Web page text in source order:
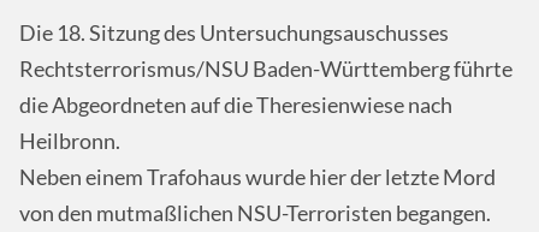
Die 18. Sitzung des Untersuchungsauschusses
Rechtsterrorismus/NSU Baden-Württemberg führte
die Abgeordneten auf die Theresienwiese nach
Heilbronn.
Neben einem Trafohaus wurde hier der letzte Mord
von den mutmaßlichen NSU-Terroristen begangen.